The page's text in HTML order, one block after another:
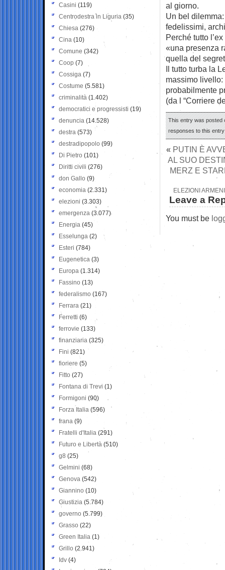
al giorno.
Un bel
fedelissimi,
Perché tutto
«una presenza
quella del
Il tutto turba la
massimo
probabilmente
(da l “Corriere
This entry was posted
responses to this
« PUTIN È
AL SUO
MERZ E
ELEZIONI
Leave a
You must be
Casini (119)
Centrodestra in Liguria (35)
Chiesa (276)
Cina (10)
Comune (342)
Coop (7)
Cossiga (7)
Costume (5.581)
criminalità (1.402)
democratici e progressisti (19)
denuncia (14.528)
destra (573)
destradipopolo (99)
Di Pietro (101)
Diritti civili (276)
don Gallo (9)
economia (2.331)
elezioni (3.303)
emergenza (3.077)
Energia (45)
Esselunga (2)
Esteri (784)
Eugenetica (3)
Europa (1.314)
Fassino (13)
federalismo (167)
Ferrara (21)
Ferretti (6)
ferrovie (133)
finanziaria (325)
Fini (821)
fioriere (5)
Fitto (27)
Fontana di Trevi (1)
Formigoni (90)
Forza Italia (596)
frana (9)
Fratelli d'Italia (291)
Futuro e Libertà (510)
g8 (25)
Gelmini (68)
Genova (542)
Giannino (10)
Giustizia (5.784)
governo (5.799)
Grasso (22)
Green Italia (1)
Grillo (2.941)
Idv (4)